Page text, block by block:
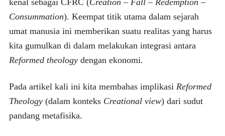
Consummation). Keempat titik utama dalam sejarah
umat manusia ini memberikan suatu realitas yang harus
kita gumulkan di dalam melakukan integrasi antara
Reformed theologydengan ekonomi.
Pada artikel kali ini kita membahas implikasi Reformed
Theology(dalam konteks Creational view) dari sudut
pandang metafisika.